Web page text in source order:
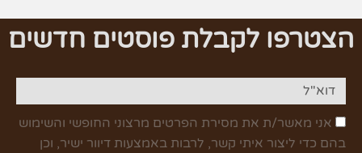
הצטרפו לקבלת פוסטים חדשים
אני מאשר/ת את מסירת הפרטים מרצוני החופשי והשימוש
בהם כדי ליצור איתי קשר, לרבות באמצעות דיוור ישיר, וכן